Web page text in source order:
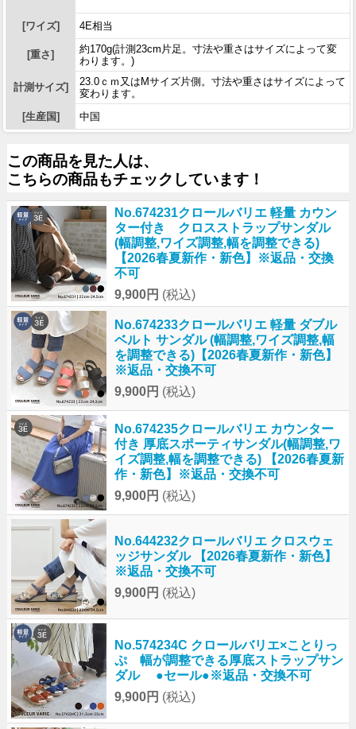
[ワイズ] 4E相当
[重さ]
約170g(計測23cm片足。寸法や重さはサイズによって変
わります。)
計測サイズ]
23.0ｃｍ又はMサイズ片側。寸法や重さはサイズによって
変わります。
[生産国]
中国
この商品を見た人は、
こちらの商品もチェックしています！
No.674231クロールバリエ 軽量 カウン
ター付き クロスストラップサンダル
(幅調整,ワイズ調整,幅を調整できる)
【2026春夏新作・新色】※返品・交換
不可
9,900円 (税込)
No.674233クロールバリエ 軽量 ダブル
ベルト サンダル (幅調整,ワイズ調整,幅
を調整できる)【2026春夏新作・新色】
※返品・交換不可
9,900円 (税込)
No.674235クロールバリエ カウンター
付き 厚底スポーティサンダル(幅調整,ワ
イズ調整,幅を調整できる) 【2026春夏新
作・新色】※返品・交換不可
9,900円 (税込)
No.644232クロールバリエ クロスウェ
ッジサンダル 【2026春夏新作・新色】
※返品・交換不可
9,900円 (税込)
No.574234C クロールバリエ×ことりっ
ぷ 幅が調整できる厚底ストラップサン
ダル ●セール●※返品・交換不可
9,900円 (税込)